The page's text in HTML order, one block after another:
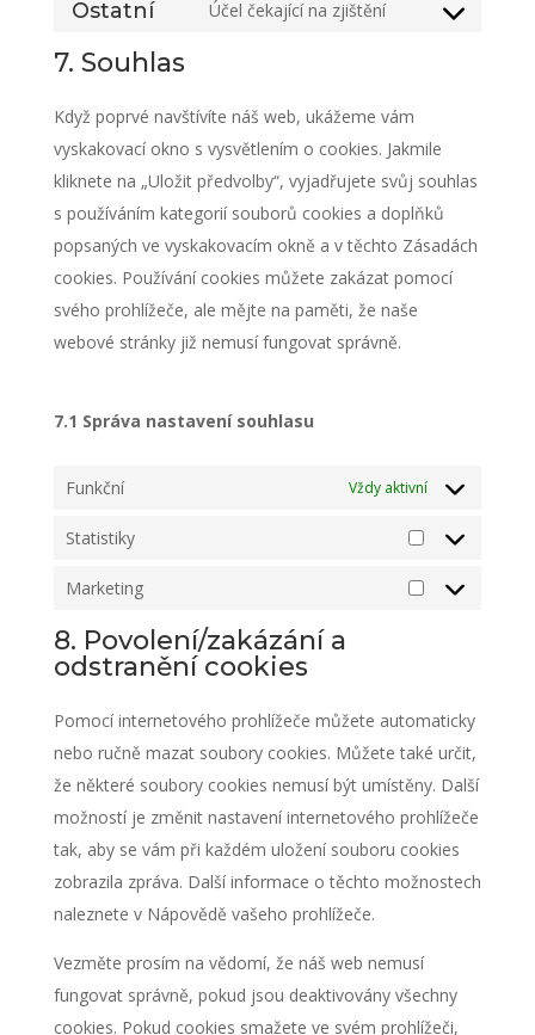
wordpress
Ostatní Účel čekající na zjištění
Consent
ostatní
7. Souhlas
Když poprvé navštívíte náš web, ukážeme vám
vyskakovací okno s vysvětlením o cookies. Jakmile
kliknete na „Uložit předvolby“, vyjadřujete svůj souhlas
s používáním kategorií souborů cookies a doplňků
popsaných ve vyskakovacím okně a v těchto Zásadách
cookies. Používání cookies můžete zakázat pomocí
svého prohlížeče, ale mějte na paměti, že naše
webové stránky již nemusí fungovat správně.
7.1 Správa nastavení souhlasu
Funkční Vždy aktivní
Statistiky
Statistiky
Marketing
Marketing
8. Povolení/zakázání a
odstranění cookies
Pomocí internetového prohlížeče můžete automaticky
nebo ručně mazat soubory cookies. Můžete také určit,
že některé soubory cookies nemusí být umístěny. Další
možností je změnit nastavení internetového prohlížeče
tak, aby se vám při každém uložení souboru cookies
zobrazila zpráva. Další informace o těchto možnostech
naleznete v Nápovědě vašeho prohlížeče.
Vezměte prosím na vědomí, že náš web nemusí
fungovat správně, pokud jsou deaktivovány všechny
cookies. Pokud cookies smažete ve svém prohlížeči,